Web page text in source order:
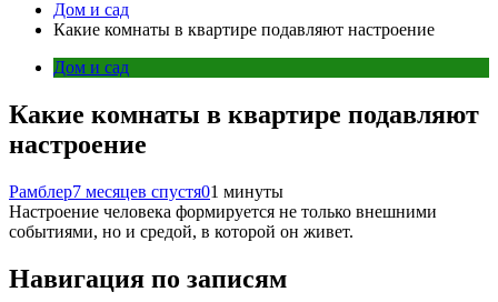
Дом и сад
Какие комнаты в квартире подавляют настроение
Дом и сад
Какие комнаты в квартире подавляют
настроение
Рамблер7 месяцев спустя01 минуты
Настроение человека формируется не только внешними
событиями, но и средой, в которой он живет.
Навигация по записям